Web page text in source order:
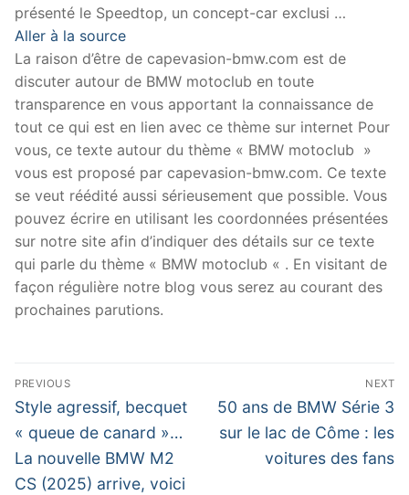
présenté le Speedtop, un concept-car exclusi …
Aller à la source
La raison d’être de capevasion-bmw.com est de
discuter autour de BMW motoclub en toute
transparence en vous apportant la connaissance de
tout ce qui est en lien avec ce thème sur internet Pour
vous, ce texte autour du thème « BMW motoclub »
vous est proposé par capevasion-bmw.com. Ce texte
se veut réédité aussi sérieusement que possible. Vous
pouvez écrire en utilisant les coordonnées présentées
sur notre site afin d’indiquer des détails sur ce texte
qui parle du thème « BMW motoclub « . En visitant de
façon régulière notre blog vous serez au courant des
prochaines parutions.
Navigation
de
l’article
PREVIOUS
Previous
post:
Style agressif, becquet
« queue de canard »…
La nouvelle BMW M2
CS (2025) arrive, voici
NEXT
Next
post:
50 ans de BMW Série 3
sur le lac de Côme : les
voitures des fans